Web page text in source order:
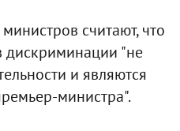
считают, что
"не
и являются
министра".